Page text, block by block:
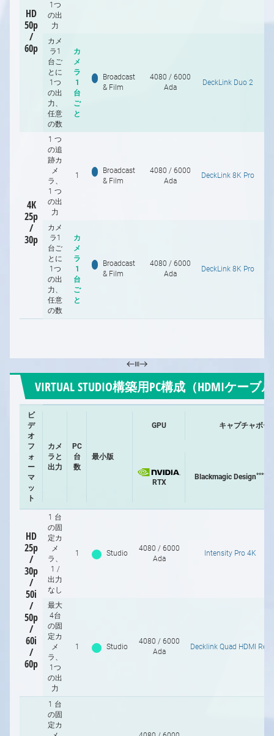
HD
50p
/
60p
1つ
の出
力
カメ
ラ1
台ご
とに
1つ
の出
力、
任意
の数
カ
メ
ラ
1
台
ご
と
Broadcast
& Film
4080 / 6000
Ada
DeckLink Duo 2
4K
25p
/
30p
1 つ
の追
跡カ
メ
ラ、
1 つ
の出
力
1
Broadcast
& Film
4080 / 6000
Ada
DeckLink 8K Pro
カメ
ラ1
台ご
とに
1つ
の出
力、
任意
の数
カ
メ
ラ
1
台
ご
と
Broadcast
& Film
4080 / 6000
Ada
DeckLink 8K Pro
VIRTUAL STUDIO構築用PC構成（HDMIケー
ビ
デ
オ
フ
ォ
ー
マ
ッ
ト
カメ
ラと
出力
PC
台
数
最小版
GPU キャプチャボー
RTX
Blackmagic Design****
HD
25p
/
30p
/
50i
/
50p
/
60i
/
60p
1 台
の固
定カ
メ
ラ、
1 /
出力
なし
1 Studio
4080 / 6000
Ada
Intensity Pro 4K
最大
4台
の固
定カ
メ
ラ、
1つ
の出
力
1 Studio
4080 / 6000
Ada
Decklink Quad HDMI Rec
1 台
の固
定カ
/10